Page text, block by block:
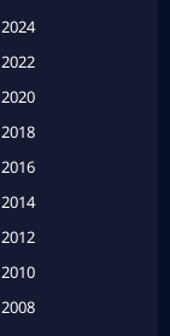
ง(2)
2024
2022
2020
2018
2016
2014
2012
2010
2008